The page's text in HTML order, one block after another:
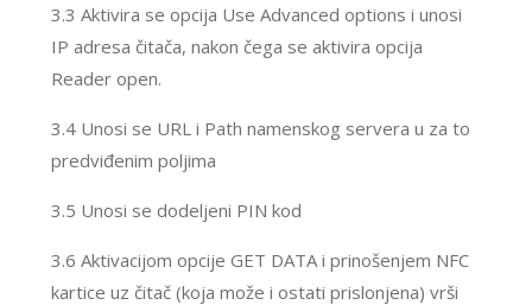
3.3 Aktivira se opcija Use Advanced options i unosi
IP adresa čitača, nakon čega se aktivira opcija
Reader open.
3.4 Unosi se URL i Path namenskog servera u za to
predviđenim poljima
3.5 Unosi se dodeljeni PIN kod
3.6 Aktivacijom opcije GET DATA i prinošenjem NFC
kartice uz čitač (koja može i ostati prislonjena) vrši